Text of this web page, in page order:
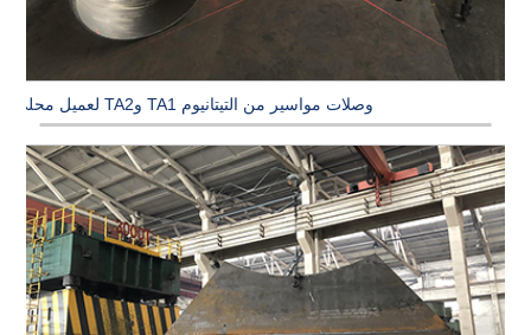
وصلات مواسير من التيتانيوم TA1 وTA2 لعميل محلي